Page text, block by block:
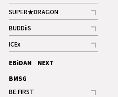
記事
SUPER★DRAGON
記事
BUDDiiS
記事
ICEx
記事
EBiDAN NEXT
BMSG
BE:FIRST